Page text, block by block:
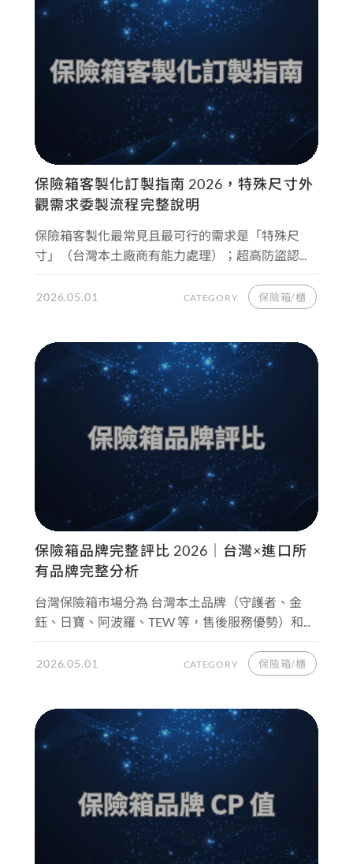
保險箱客製化訂製指南 2026，特殊尺寸外
觀需求委製流程完整說明
保險箱客製化最常見且最可行的需求是「特殊尺
寸」（台灣本土廠商有能力處理）；超高防盜認...
2026.05.01 CATEGORY 保險箱/櫃
保險箱品牌完整評比 2026｜台灣×進口所
有品牌完整分析
台灣保險箱市場分為 台灣本土品牌（守護者、金
鈺、日寶、阿波羅、TEW 等，售後服務優勢）和...
2026.05.01 CATEGORY 保險箱/櫃